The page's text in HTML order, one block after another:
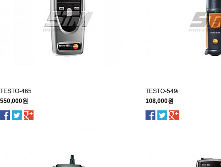
TESTO-465
550,000원
TESTO-549i
108,000원